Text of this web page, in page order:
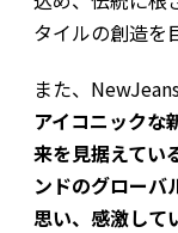
タイルの創造を
また、
アイコニックな
来を見据えてい
ンドのグローバ
思い、感激して